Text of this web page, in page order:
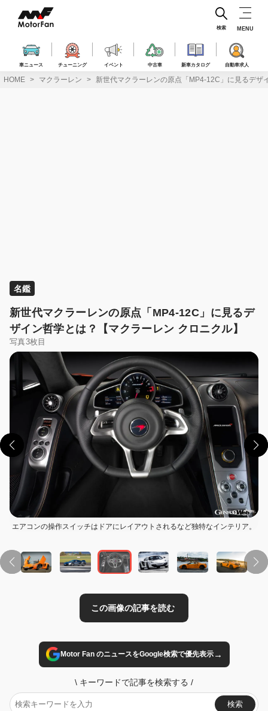
ス
車ニュース チューニング イベント 中古車 新車カタログ 自動車求人
検索 MENU
HOME マクラーレン 新世代マクラーレンの原点「MP4-12C」に見るデザ
名鑑
新世代マクラーレンの原点「MP4-12C」に見るデ
ザイン哲学とは？【マクラーレン クロニクル】
写真3枚目
エアコンの操作スイッチはドアにレイアウトされるなど独特なインテリア。
Motor Fan のニュースをGoogle検索で優先表示→
\ キーワードで記事を検索する /
検索